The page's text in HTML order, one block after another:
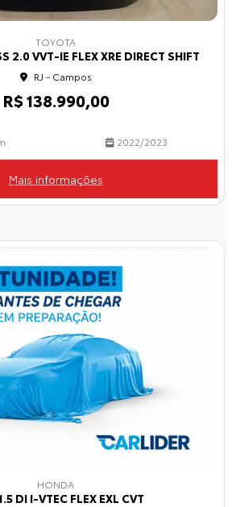
TOYOTA
2.0 VVT-IE FLEX XRE DIRECT SHIFT
RJ - Campos
R$ 138.990,00
2022/2023
Mais informações
HONDA
DI I-VTEC FLEX EXL CVT